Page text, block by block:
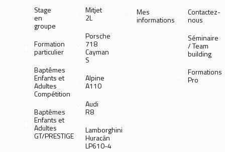
Stage
en
groupe
Formation
particulier
Baptêmes
Enfants et
Adultes
Compétition
Baptêmes
Enfants et
Adultes
GT/PRESTIGE
Mitjet
2L
Porsche
718
Cayman
S
Alpine
A110
Audi
R8
Lamborghini
Huracán
LP610-4
Mes
informations
Contactez-
nous
Séminaire
/ Team
building
Formations
Pro